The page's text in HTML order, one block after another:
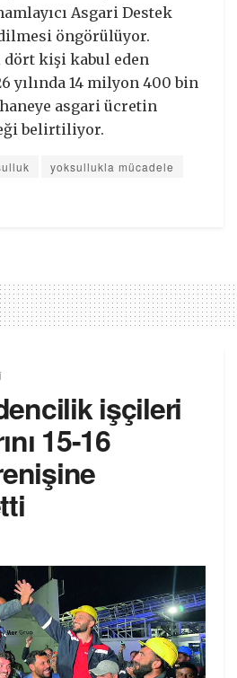
Asgari Destek
öngörülüyor.
dört kişi kabul eden
yılında 14 milyon 400 bin
haneye asgari ücretin
belirtiliyor.
yoksullukla mücadele
işçileri
15-16